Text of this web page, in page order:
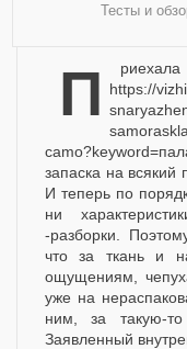
Тесты и
Приехала палатка самораскрывающаяся.
https://
запаска на всякий
И теперь по
ни
-разборки.
что за ткань и
ощущениям,
уже на
ним, за такую-
Заявленный